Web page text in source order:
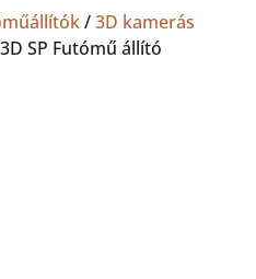
/3D kamerás
SP Futómű állító